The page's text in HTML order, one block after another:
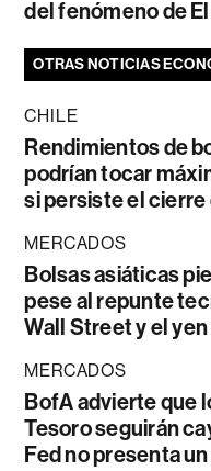
del fenómeno de
OTRAS NOTICIAS
CHILE
Rendimientos de
podrían tocar
si persiste el cierre
MERCADOS
Bolsas asiáticas
pese al repunte
Wall Street y el
MERCADOS
BofA advierte que
Tesoro seguirán
Fed no presenta